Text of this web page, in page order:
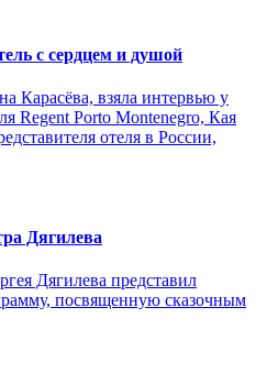
с сердцем и душой
Карасёва, взяла интервью у
Regent Porto Montenegro, Кая
отеля в России,
Дягилева
Дягилева представил
посвященную сказочным